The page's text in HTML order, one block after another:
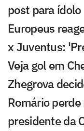
post para ídolo
Europeus
x Juventus:
Veja gol em
Zhegrova
Romário
presidente da